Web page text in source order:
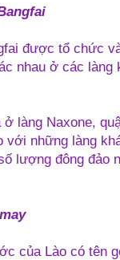
được tổ chức
nhau ở các
làng Naxone,
những làng
lượng đông đảo
của Lào có tên